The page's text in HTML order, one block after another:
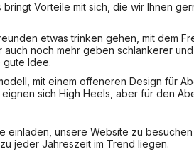
Vorteile mit sich, die wir Ihnen
etwas trinken gehen, mit dem
noch mehr geben schlankerer
gute Idee.
mit einem offeneren Design für
sich High Heels, aber für den
einladen, unsere Website zu
jeder Jahreszeit im Trend liegen.